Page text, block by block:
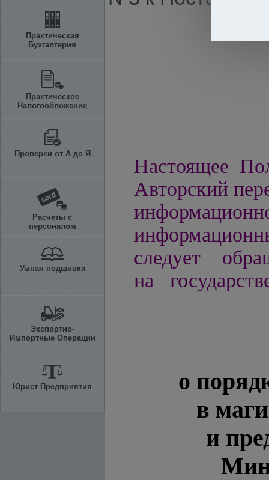
Практическая
Бухгалтерия
Практическое
Налогообложение
Проверки от А до Я
Расчеты с
персоналом
Умная подшивка
Экспортно-
Импортные Операции
Юрист Предприятия
Настоящее
Авторский
следует
на
о
в
и